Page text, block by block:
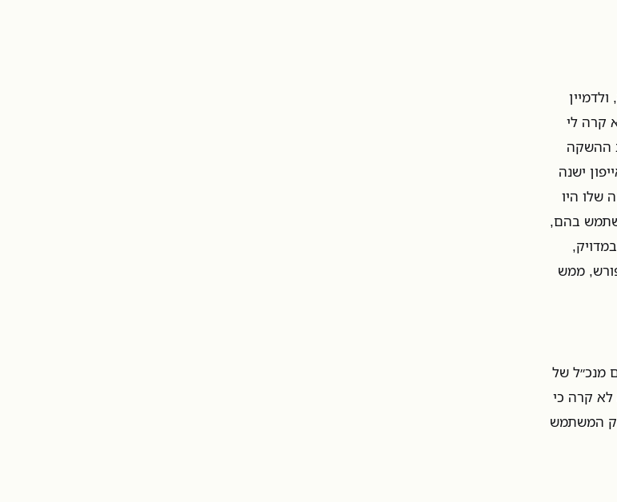
קרה לי
ההשקה
ישנה
שלו היו
בהם,
ממש
מנכ״ל של
לא קרה כי
המשתמש